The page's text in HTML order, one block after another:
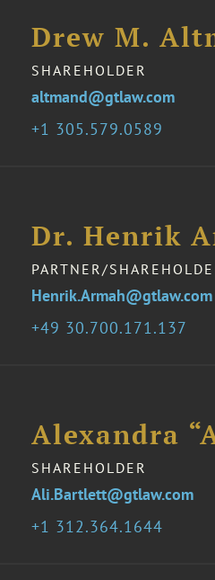
Drew M.
SHAREHOLDER
1 305.579.0589
altmand@gtlaw.com
Dr. Henrik
PARTNER/
49 30.700.171.137
Henrik.Armah@gtlaw.com
Alexandra
SHAREHOLDER
1 312.364.1644
Ali.Bartlett@gtlaw.com